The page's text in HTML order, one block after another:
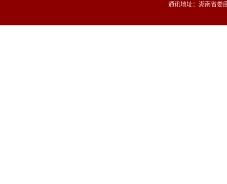
通讯地址：湖南省娄